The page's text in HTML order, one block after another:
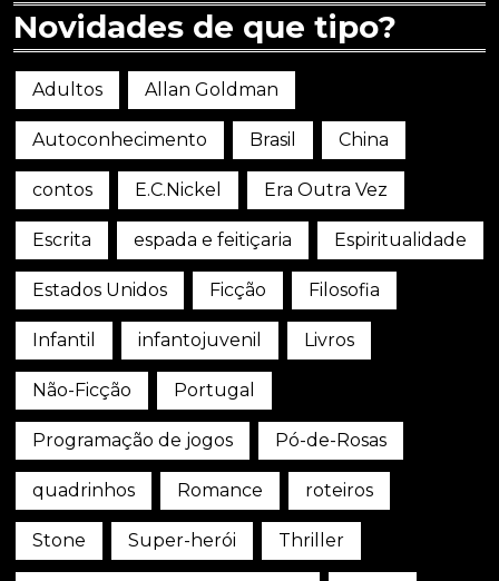
Novidades de que tipo?
Adultos Allan Goldman
Autoconhecimento Brasil China
contos E.C.Nickel Era Outra Vez
Escrita espada e feitiçaria Espiritualidade
Estados Unidos Ficção Filosofia
Infantil infantojuvenil Livros
Não-Ficção Portugal
Programação de jogos Pó-de-Rosas
quadrinhos Romance roteiros
Stone Super-herói Thriller